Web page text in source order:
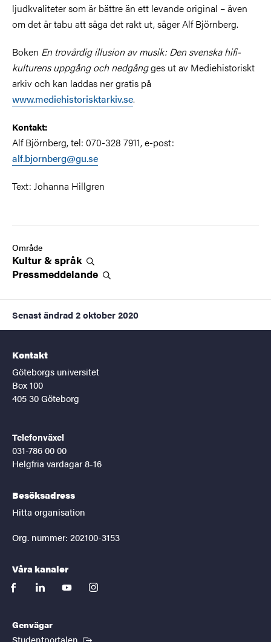
ljudkvaliteter som är bättre än ett levande original – även
om det är tabu att säga det rakt ut, säger Alf Björnberg.
Boken En trovärdig illusion av musik: Den svenska hifi-
kulturens uppgång och nedgångges ut av Mediehistoriskt
arkiv och kan laddas ner gratis på
www.mediehistorisktarkiv.se.
Kontakt:
Alf Björnberg, tel: 070-328 7911, e-post:
alf.bjornberg@gu.se
Text: Johanna Hillgren
Område
Kultur &språk
Pressmeddelande
Senast ändrad 2 oktober 2020
Kontakt
Göteborgs universitet
Box 100
405 30 Göteborg
Telefonväxel
031-786 00 00
Helgfria vardagar 8-16
Besöksadress
Hitta organisation
Org. nummer: 202100-3153
Våra kanaler
facebooklinkedinyoutubeinstagram
Genvägar
Studentportalen (Extern länk)